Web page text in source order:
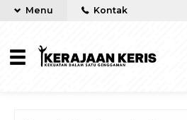
Menu Kontak